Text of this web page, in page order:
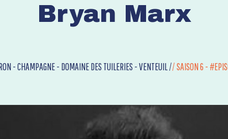
Bryan Marx
- CHAMPAGNE - DOMAINE DES TUILERIES - VENTEUIL //SAISON 6 -